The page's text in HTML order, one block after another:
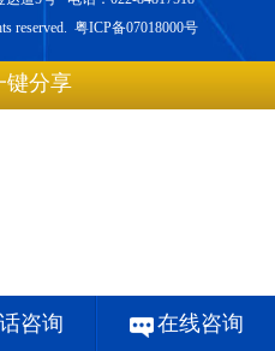
reserved. 粤ICP备07018000号
键分享
咨询 在线咨询